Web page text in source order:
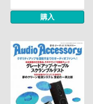
購入